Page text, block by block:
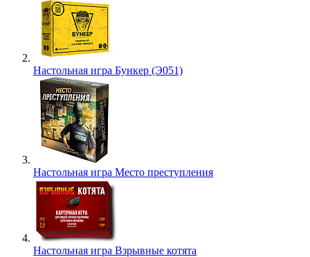
Настольная игра Бункер (Э051)
Настольная игра Место преступления
Настольная игра Взрывные котята